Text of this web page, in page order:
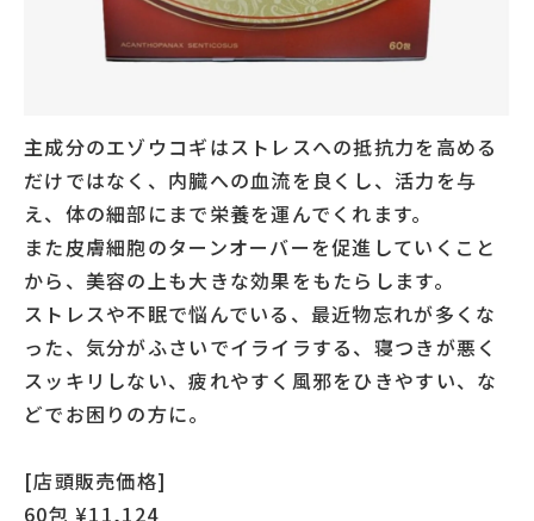
主成分のエゾウコギはストレスへの抵抗力を高める
だけではなく、内臓への血流を良くし、活力を与
え、体の細部にまで栄養を運んでくれます。
また皮膚細胞のターンオーバーを促進していくこと
から、美容の上も大きな効果をもたらします。
ストレスや不眠で悩んでいる、最近物忘れが多くな
った、気分がふさいでイライラする、寝つきが悪く
スッキリしない、疲れやすく風邪をひきやすい、な
どでお困りの方に。
[店頭販売価格]
60包 ¥11,124